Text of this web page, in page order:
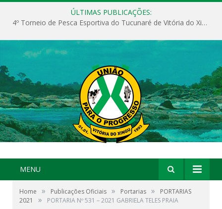
ÚLTIMAS PUBLICAÇÕES:
4º Torneio de Pesca Esportiva do Tucunaré de Vitória do Xingu
MENU
Home » Publicações Oficiais » Portarias »
PORTARIAS
2021
» PORTARIA Nº 531 – 2021 GABRIELA TELES PRAIA